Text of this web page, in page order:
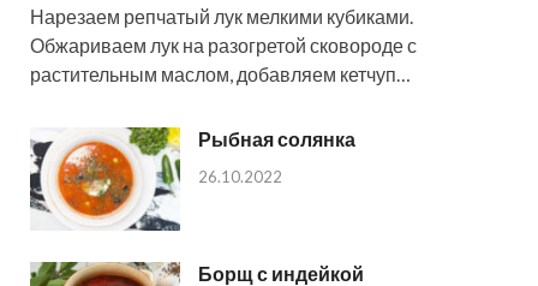
Нарезаем репчатый лук мелкими кубиками.
Обжариваем лук на разогретой сковороде с
растительным маслом, добавляем кетчуп…
Рыбная солянка
26.10.2022
Борщ с индейкой